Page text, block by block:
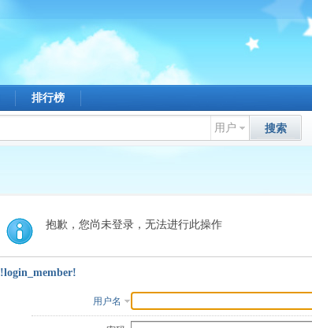
排行榜
用户 搜索
抱歉，您尚未登录，无法进行此操作
!login_member!
用户名